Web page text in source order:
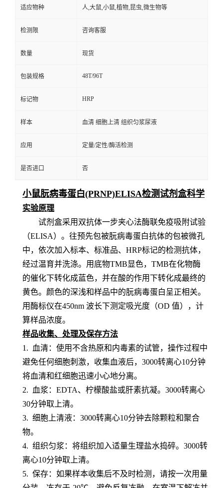
适应物种 人,大鼠,小鼠,植物,昆虫,微生物等
检测限 咨询客服
数量 现货
包装规格 48T/96T
标记物 HRP
样本 血清 细胞上清 组织匀浆尿液
应用 定量/定性/酶活检测
是否进口 否
小鼠朊病毒蛋白(PRNP)ELISA检测试剂盒科学
实验原理
试剂盒采用双抗体一步夹心法酶联免疫吸附试验
（ELISA）。 往预先包被朊病毒蛋白抗体的包被微孔
中，依次加入标本、标准品、 HRP标记的检测抗体，
经过温育并洗涤。用底物TMB显色，TMB在化物酶
的催化下转化成蓝色，并在酸的作用下转化成最终的
黄色。颜色的深浅和样品中的朊病毒蛋白呈正相关。
用酶标仪在450nm 波长下测定吸光度（OD 值），计
算样品浓度。
样品收集、处理及保存方法
1. 血清：使用不含热原和内毒素的试管，操作过程中
避免任何细胞刺激，收集血液后，3000转离心10分钟
将血清和红细胞迅速小心地分离。
2. 血浆：EDTA、柠檬酸盐或肝素抗凝。3000转离心
30分钟取上清。
3. 细胞上清液：3000转离心10分钟去除颗粒和聚合
物。
4. 组织匀浆：将组织加入适量生理盐水捣碎。3000转
离心10分钟取上清。
5. 保存：如果样本收集后不及时检测，请按一次用量